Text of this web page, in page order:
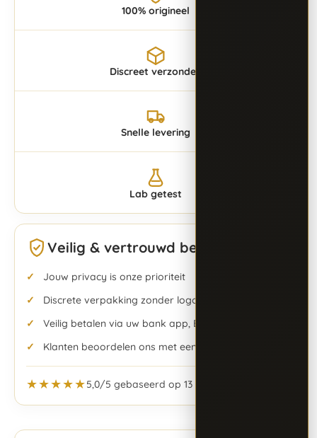
100% origineel
Discreet verzonden
Snelle levering
Lab getest
Veilig & vertrouwd bestellen
Jouw privacy is onze prioriteit
Discrete verpakking zonder logo’s
Veilig betalen via uw bank app, Bancontact & meer
Klanten beoordelen ons met een 5,0/5
★★★★★5,0/5 gebaseerd op 13 beoordelingen